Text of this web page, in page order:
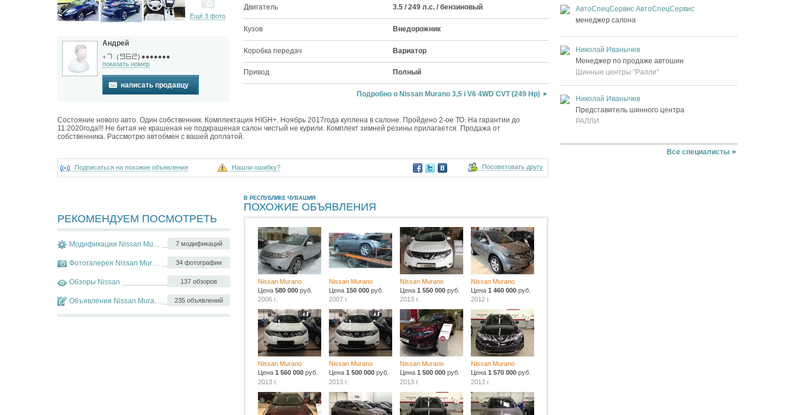
Ещё 3 фото
Андрей
+ ( ) ●●●●●●●
показать номер
написать продавцу
Двигатель 3.5 / 249 л.с. / бензиновый
Кузов Внедорожник
Коробка передач Вариатор
Привод Полный
Подробно о Nissan Murano 3,5 i V6 4WD CVT (249 Hp)
Состояние нового авто. Один собственник. Комплектация HIGH+. Ноябрь 2017года куплена в салоне. Пройдено 2-ое ТО. На гарантии до
11.2020года!!! Не битая не крашеная не подкрашеная салон чистый не курили. Комплект зимней резины прилагается. Продажа от
собственника. Рассмотрю автобмен с вашей доплатой.
Посоветовать другу
Подписаться на похожие объявления Нашли ошибку?
РЕКОМЕНДУЕМ ПОСМОТРЕТЬ
7 модификаций
Модификации Nissan Murano
34 фотографии
Фотогалерея Nissan Murano
137 обзоров
Обзоры Nissan
235 объявлений
Объявления Nissan Murano
В РЕСПУБЛИКЕ ЧУВАШИЯ
ПОХОЖИЕ ОБЪЯВЛЕНИЯ
Nissan Murano
Цена580 000 руб.
2006 г.
Nissan Murano
Цена150 000 руб.
2007 г.
Nissan Murano
Цена 1 550 000руб.
2013 г.
Nissan Murano
Цена 1 460 000руб.
2012 г.
Nissan Murano
Цена1 560 000 руб.
2013 г.
Nissan Murano
Цена1 500 000 руб.
2013 г.
Nissan Murano
Цена 1 500 000руб.
2013 г.
Nissan Murano
Цена 1 570 000руб.
2013 г.
АвтоСпецСервис АвтоСпецСервис
менеджер салона
Николай Иванычев
Менеджер по продаже автошин
Шинные центры "Ралли"
Николай Иванычев
Представитель шинного центра
РАЛЛИ
Все специалисты